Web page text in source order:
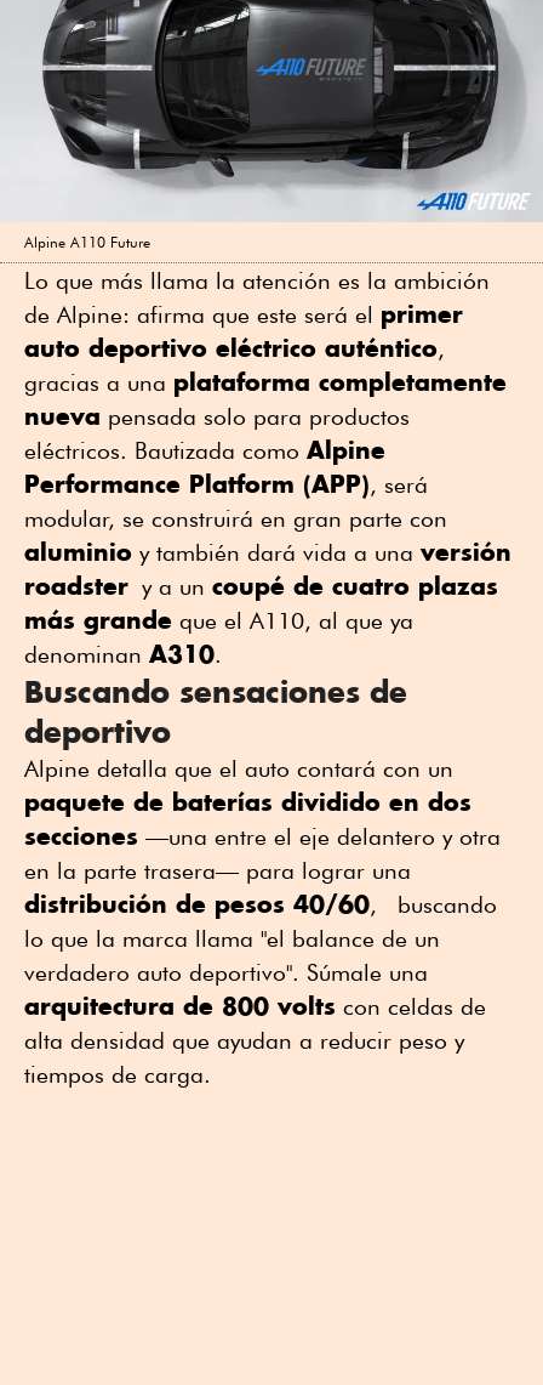
Alpine A110 Future
Lo que más llama la atención es la ambición
de Alpine: afirma que este será el primer
auto deportivo eléctrico auténtico,
gracias a una plataforma completamente
nueva pensada solo para productos
eléctricos. Bautizada como Alpine
Performance Platform (APP), será
modular, se construirá en gran parte con
aluminio y también dará vida a una versión
roadster y a un coupé de cuatro plazas
más grande que el A110, al que ya
denominan A310.
Buscando sensaciones de
deportivo
Alpine detalla que el auto contará con un
paquete de baterías dividido en dos
secciones —una entre el eje delantero y otra
en la parte trasera— para lograr una
distribución de pesos 40/60, buscando
lo que la marca llama "el balance de un
verdadero auto deportivo". Súmale una
arquitectura de 800 volts con celdas de
alta densidad que ayudan a reducir peso y
tiempos de carga.